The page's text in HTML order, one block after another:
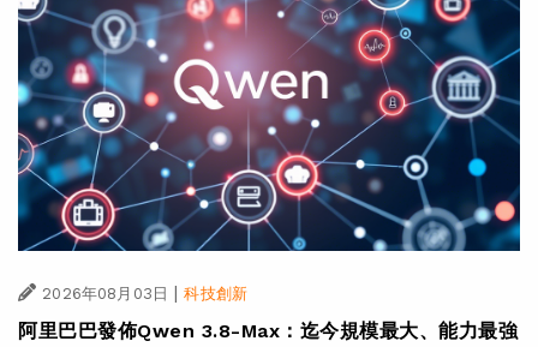
2026年08月03日 | 科技創新
阿里巴巴發佈Qwen 3.8-Max：迄今規模最大、能力最強